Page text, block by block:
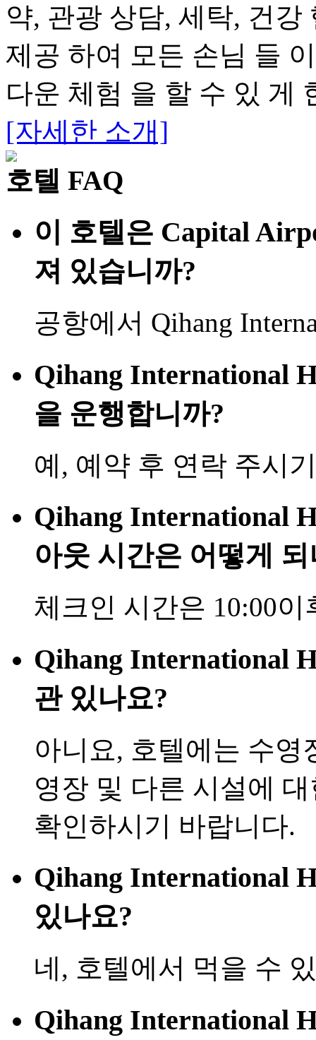
약, 관광 상담, 세탁, 건
제공 하여 모든 손님 들
다운 체험 을 할 수 있 게
[자세한 소개]
호텔 FAQ
이 호텔은 Capital
져 있습니까?
공항에서 Qihang
Qihang International
을 운행합니까?
예, 예약 후 연락 주시
Qihang International
아웃 시간은 어떻게
체크인 시간은 10:00
Qihang International
관 있나요?
아니요, 호텔에는 수영
영장 및 다른 시설에
확인하시기 바랍니다.
Qihang International
있나요?
네, 호텔에서 먹을 수
Qihang International